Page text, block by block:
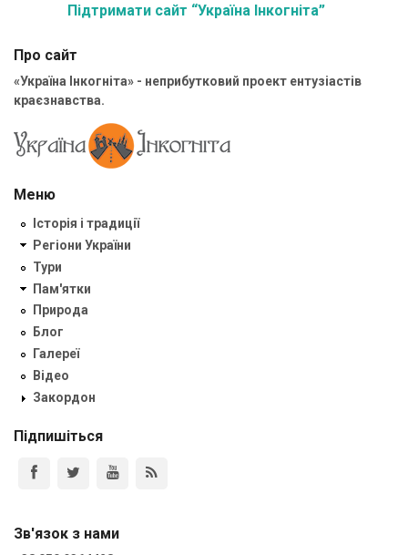
Підтримати сайт “Україна Інкогніта”
Про сайт
«Україна Інкогніта» - неприбутковий проект ентузіастів
краєзнавства.
Меню
Історія і традиції
Регіони України
Тури
Пам'ятки
Природа
Блог
Галереї
Відео
Закордон
Підпишіться
Зв'язок з нами